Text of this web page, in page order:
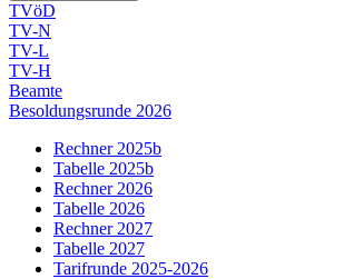
TVöD
TV-N
TV-L
TV-H
Beamte
Besoldungsrunde 2026
Rechner 2025b
Tabelle 2025b
Rechner 2026
Tabelle 2026
Rechner 2027
Tabelle 2027
Tarifrunde 2025-2026